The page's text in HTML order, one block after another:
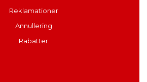
Reklamationer
Annullering
Rabatter